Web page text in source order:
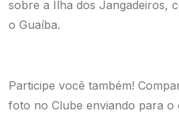
sobre a Ilha dos Jangadeiros,
o Guaíba.
Participe você também!
foto no Clube enviando para o